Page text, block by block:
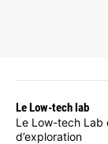
Le Low-tech lab
Le Low-tech Lab
d’exploration